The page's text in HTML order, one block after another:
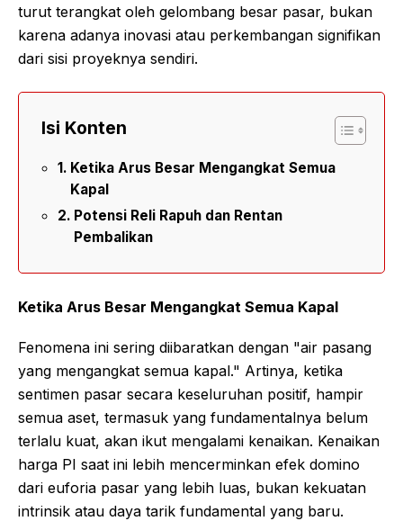
turut terangkat oleh gelombang besar pasar, bukan
karena adanya inovasi atau perkembangan signifikan
dari sisi proyeknya sendiri.
Isi Konten
Ketika Arus Besar Mengangkat Semua
Kapal
Potensi Reli Rapuh dan Rentan
Pembalikan
Ketika Arus Besar Mengangkat Semua Kapal
Fenomena ini sering diibaratkan dengan "air pasang
yang mengangkat semua kapal." Artinya, ketika
sentimen pasar secara keseluruhan positif, hampir
semua aset, termasuk yang fundamentalnya belum
terlalu kuat, akan ikut mengalami kenaikan. Kenaikan
harga PI saat ini lebih mencerminkan efek domino
dari euforia pasar yang lebih luas, bukan kekuatan
intrinsik atau daya tarik fundamental yang baru.